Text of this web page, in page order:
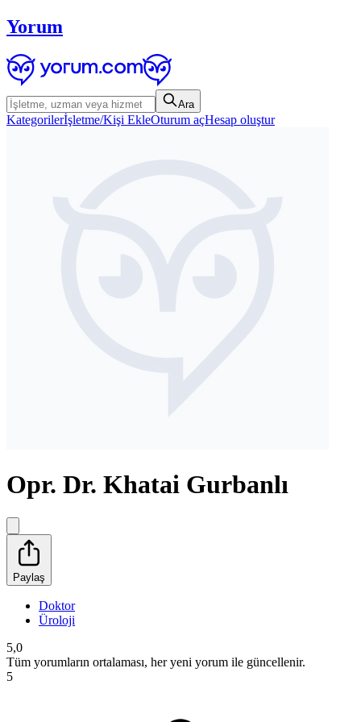
Yorum
Ara
Kategorilerİşletme/Kişi EkleOturum açHesap oluştur
Opr. Dr. Khatai Gurbanlı
Paylaş
Doktor
Üroloji
5,0
Tüm yorumların ortalaması, her yeni yorum ile güncellenir.
5